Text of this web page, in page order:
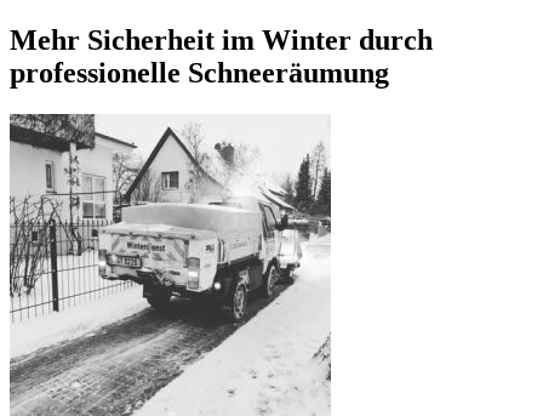
Mehr Sicherheit im Winter durch
professionelle Schneeräumung